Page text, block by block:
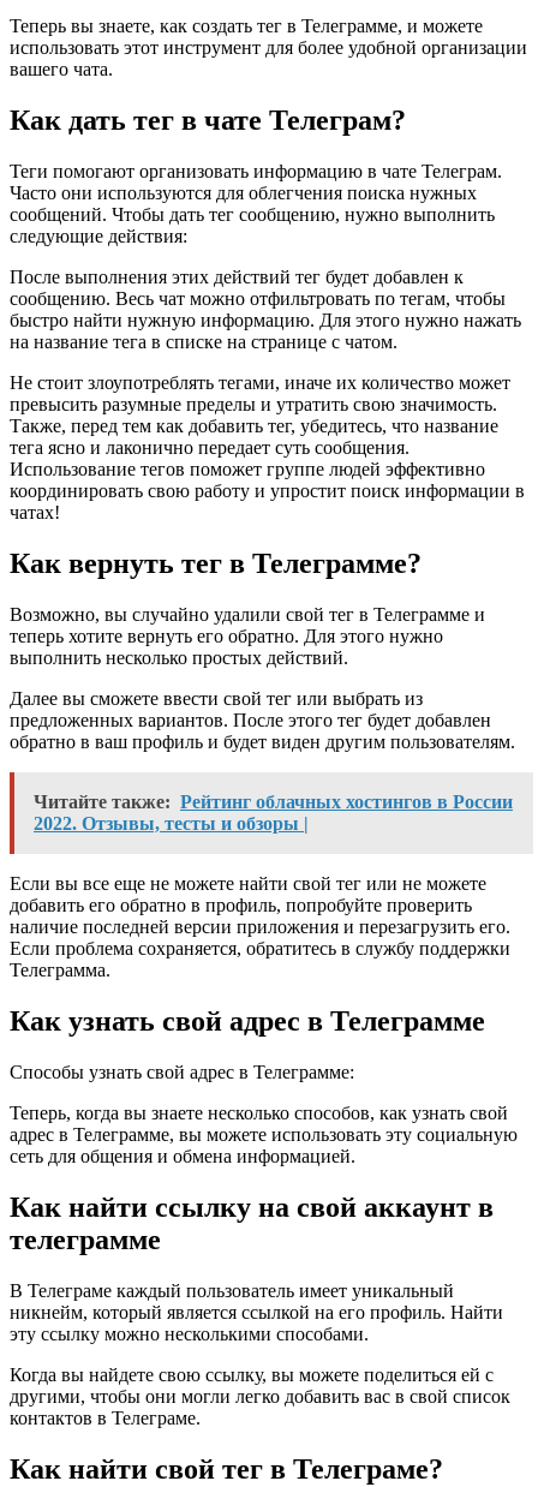
Теперь вы знаете, как создать тег в Телеграмме, и можете
использовать этот инструмент для более удобной организации
вашего чата.
Как дать тег в чате Телеграм?
Теги помогают организовать информацию в чате Телеграм.
Часто они используются для облегчения поиска нужных
сообщений. Чтобы дать тег сообщению, нужно выполнить
следующие действия:
После выполнения этих действий тег будет добавлен к
сообщению. Весь чат можно отфильтровать по тегам, чтобы
быстро найти нужную информацию. Для этого нужно нажать
на название тега в списке на странице с чатом.
Не стоит злоупотреблять тегами, иначе их количество может
превысить разумные пределы и утратить свою значимость.
Также, перед тем как добавить тег, убедитесь, что название
тега ясно и лаконично передает суть сообщения.
Использование тегов поможет группе людей эффективно
координировать свою работу и упростит поиск информации в
чатах!
Как вернуть тег в Телеграмме?
Возможно, вы случайно удалили свой тег в Телеграмме и
теперь хотите вернуть его обратно. Для этого нужно
выполнить несколько простых действий.
Далее вы сможете ввести свой тег или выбрать из
предложенных вариантов. После этого тег будет добавлен
обратно в ваш профиль и будет виден другим пользователям.
Читайте также: Рейтинг облачных хостингов в России
2022. Отзывы, тесты и обзоры |
Если вы все еще не можете найти свой тег или не можете
добавить его обратно в профиль, попробуйте проверить
наличие последней версии приложения и перезагрузить его.
Если проблема сохраняется, обратитесь в службу поддержки
Телеграмма.
Как узнать свой адрес в Телеграмме
Способы узнать свой адрес в Телеграмме:
Теперь, когда вы знаете несколько способов, как узнать свой
адрес в Телеграмме, вы можете использовать эту социальную
сеть для общения и обмена информацией.
Как найти ссылку на свой аккаунт в
телеграмме
В Телеграме каждый пользователь имеет уникальный
никнейм, который является ссылкой на его профиль. Найти
эту ссылку можно несколькими способами.
Когда вы найдете свою ссылку, вы можете поделиться ей с
другими, чтобы они могли легко добавить вас в свой список
контактов в Телеграме.
Как найти свой тег в Телеграме?